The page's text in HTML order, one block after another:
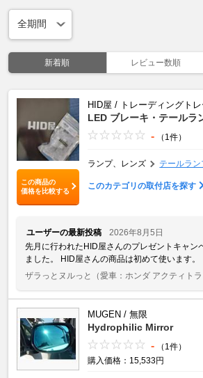
新着順 レビュー数順
この商品の
価格を比較する
HID屋 / トレーディングトレ
LED ブレーキ・テールラ
- （1件）
ランプ、レンズ テールラン
このカテゴリの取付店を探す
ユーザーの最新投稿
2026年8月5日
先月に行われたHID屋さんのプレゼントキャン
ました。 HID屋さんの商品は初めて使います。
ザラっとヌルっと
（愛車：ホンダ アクティトラ
MUGEN / 無限
Hydrophilic Mirror
-
（1件）
購入価格：15,533円